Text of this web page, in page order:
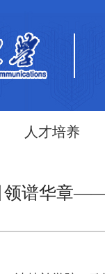
人才培养
领谱华章